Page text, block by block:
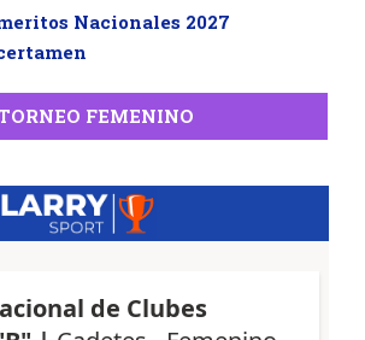
Nacionales 2027
FEMENINO